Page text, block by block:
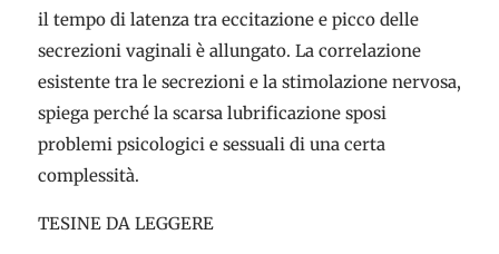
il tempo di latenza tra eccitazione e picco delle
secrezioni vaginali è allungato. La correlazione
esistente tra le secrezioni e la stimolazione nervosa,
spiega perché la scarsa lubrificazione sposi
problemi psicologici e sessuali di una certa
complessità.
TESINE DA LEGGERE